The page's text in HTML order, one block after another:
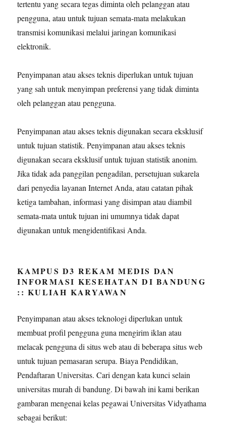
tertentu yang secara tegas diminta oleh pelanggan atau
pengguna, atau untuk tujuan semata-mata melakukan
transmisi komunikasi melalui jaringan komunikasi
elektronik.
Penyimpanan atau akses teknis diperlukan untuk tujuan
yang sah untuk menyimpan preferensi yang tidak diminta
oleh pelanggan atau pengguna.
Penyimpanan atau akses teknis digunakan secara eksklusif
untuk tujuan statistik. Penyimpanan atau akses teknis
digunakan secara eksklusif untuk tujuan statistik anonim.
Jika tidak ada panggilan pengadilan, persetujuan sukarela
dari penyedia layanan Internet Anda, atau catatan pihak
ketiga tambahan, informasi yang disimpan atau diambil
semata-mata untuk tujuan ini umumnya tidak dapat
digunakan untuk mengidentifikasi Anda.
KAMPUS D3 REKAM MEDIS DAN
INFORMASI KESEHATAN DI BANDUNG
:: KULIAH KARYAWAN
Penyimpanan atau akses teknologi diperlukan untuk
membuat profil pengguna guna mengirim iklan atau
melacak pengguna di situs web atau di beberapa situs web
untuk tujuan pemasaran serupa. Biaya Pendidikan,
Pendaftaran Universitas. Cari dengan kata kunci selain
universitas murah di bandung. Di bawah ini kami berikan
gambaran mengenai kelas pegawai Universitas Vidyathama
sebagai berikut: